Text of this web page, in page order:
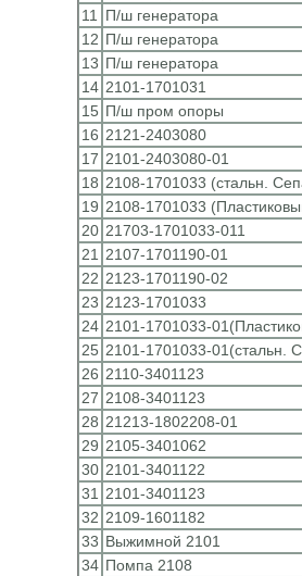
11 П/ш генератора
12 П/ш генератора
13 П/ш генератора
14 2101-1701031
15 П/ш пром опоры
16 2121-2403080
17 2101-2403080-01
18 2108-1701033 (стальн.
19 2108-1701033
20 21703-1701033-011
21 2107-1701190-01
22 2123-1701190-02
23 2123-1701033
24 2101-1701033-
25 2101-1701033-01(стальн.
26 2110-3401123
27 2108-3401123
28 21213-1802208-01
29 2105-3401062
30 2101-3401122
31 2101-3401123
32 2109-1601182
33 Выжимной 2101
34 Помпа 2108